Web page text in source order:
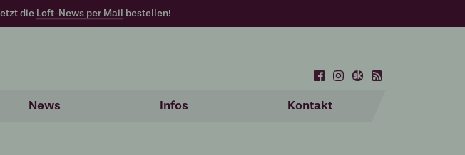
die Loft-News per Mail bestellen!
News Infos Kontakt